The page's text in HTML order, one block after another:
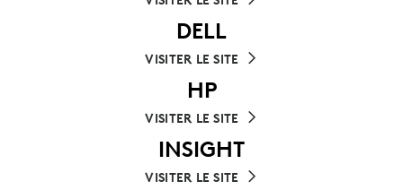
DELL
VISITER LE SITE
HP
VISITER LE SITE
INSIGHT
VISITER LE SITE